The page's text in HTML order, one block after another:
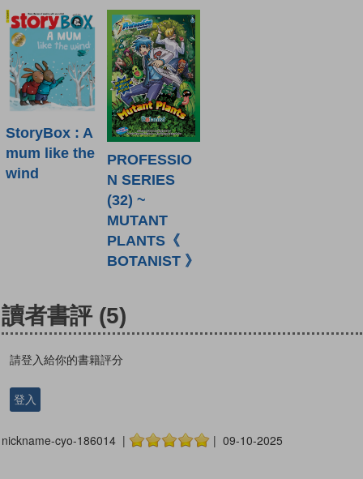
StoryBox : A
mum like the
wind
PROFESSIO
N SERIES
(32) ~
MUTANT
PLANTS《
BOTANIST 》
讀者書評 (5)
請登入給你的書籍評分
登入
nickname-cyo-186014 | | 09-10-2025